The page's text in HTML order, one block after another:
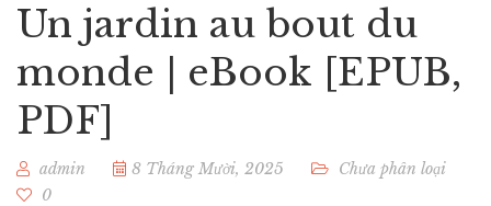
Un jardin au bout du
monde | eBook [EPUB,
PDF]
admin 8 Tháng Mười, 2025
Chưa phân loại
0